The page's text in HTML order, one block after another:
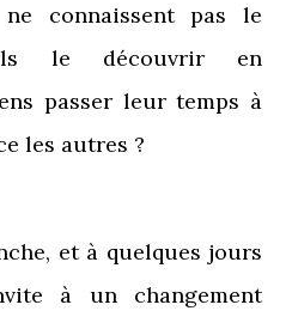
connaissent pas le
ils le découvrir en
passer leur temps à
les autres ?
et à quelques jours
à un changement